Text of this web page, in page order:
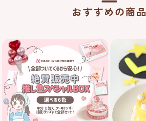
おすすめの商品